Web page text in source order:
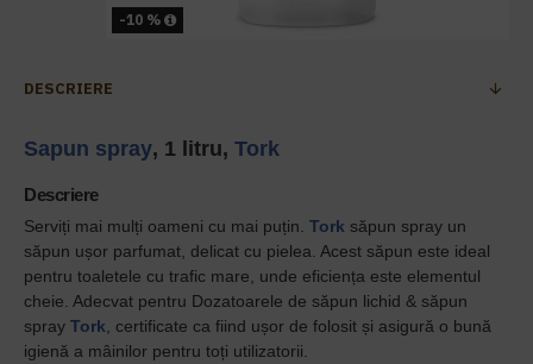
-10 %
DESCRIERE
Sapun spray, 1 litru, Tork
Descriere
Serviți mai mulți oameni cu mai puțin. Tork săpun spray un
săpun ușor parfumat, delicat cu pielea. Acest săpun este ideal
pentru toaletele cu trafic mare, unde eficiența este elementul
cheie. Adecvat pentru Dozatoarele de săpun lichid & săpun
spray Tork , certificate ca fiind ușor de folosit și asigură o bună
igienă a mâinilor pentru toți utilizatorii.